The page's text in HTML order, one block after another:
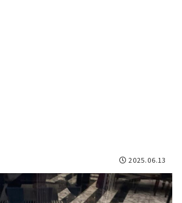
2025.06.13